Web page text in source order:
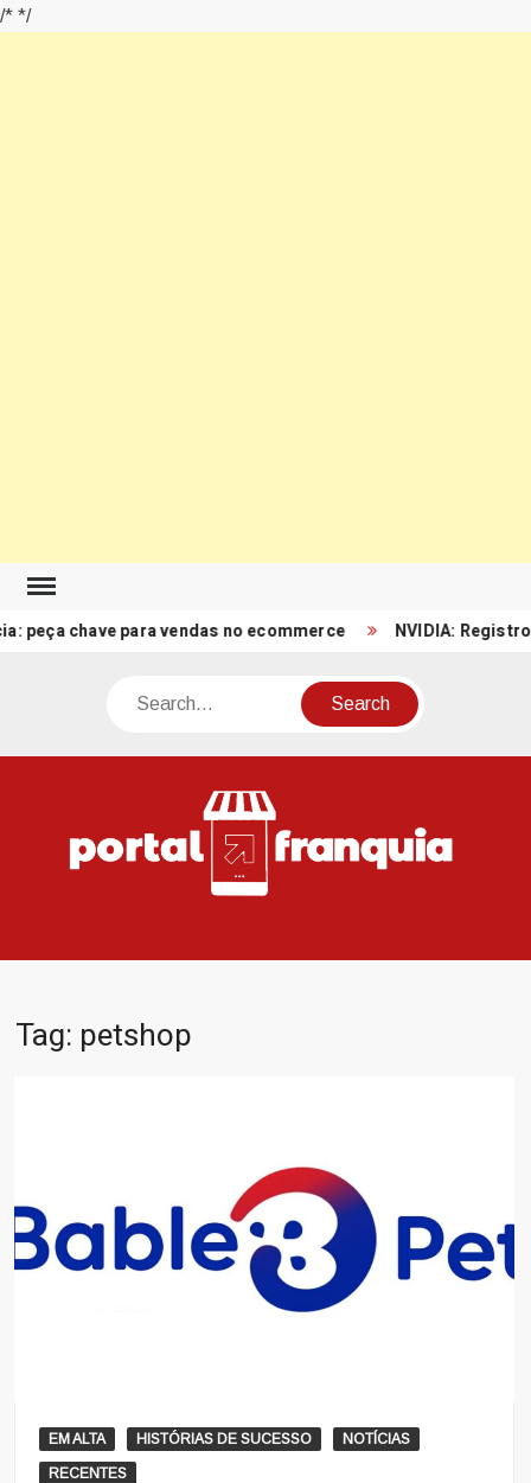
/* */
Skip
content
chave para vendas no ecommerce NVIDIA: Registro de
Search
Tag: petshop
EM ALTA HISTÓRIAS DE SUCESSO NOTÍCIAS
RECENTES